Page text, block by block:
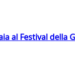
al Festival della